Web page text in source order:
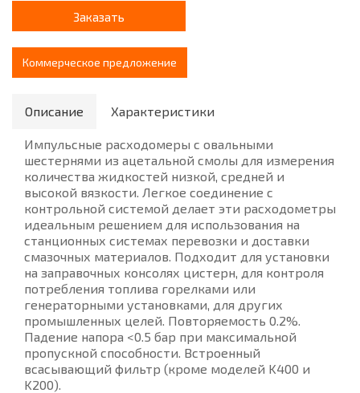
Заказать
Коммерческое предложение
Описание Характеристики
Импульсные расходомеры с овальными
шестернями из ацетальной смолы для измерения
количества жидкостей низкой, средней и
высокой вязкости. Легкое соединение с
контрольной системой делает эти расходометры
идеальным решением для использования на
станционных системах перевозки и доставки
смазочных материалов. Подходит для установки
на заправочных консолях цистерн, для контроля
потребления топлива горелками или
генераторными установками, для других
промышленных целей. Повторяемость 0.2%.
Падение напора <0.5 бар при максимальной
пропускной способности. Встроенный
всасывающий фильтр (кроме моделей K400 и
K200).